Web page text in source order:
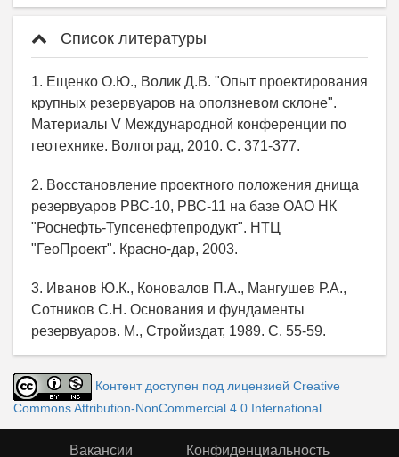
Список литературы
1. Ещенко О.Ю., Волик Д.В. "Опыт проектирования
крупных резервуаров на оползневом склоне".
Материалы V Международной конференции по
геотехнике. Волгоград, 2010. С. 371-377.
2. Восстановление проектного положения днища
резервуаров РВС-10, РВС-11 на базе ОАО НК
"Роснефть-Тупсенефтепродукт". НТЦ
"ГеоПроект". Красно-дар, 2003.
3. Иванов Ю.К., Коновалов П.А., Мангушев Р.А.,
Сотников С.Н. Основания и фундаменты
резервуаров. М., Стройиздат, 1989. С. 55-59.
Контент доступен под лицензией Creative
Commons Attribution-NonCommercial 4.0 International
Вакансии Конфиденциальность